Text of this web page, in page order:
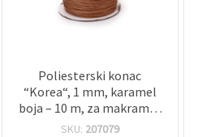
Poliesterski konac
“Korea“, 1 mm, karamel
boja – 10 m, za makrame i
izradu nakita
SKU: 207079